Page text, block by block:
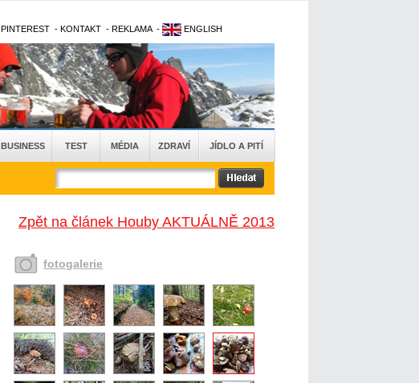
PINTEREST - KONTAKT - REKLAMA - ENGLISH
BUSINESS TEST MÉDIA ZDRAVÍ JÍDLO A PITÍ
Zpět na článek Houby AKTUÁLNĚ 2013
fotogalerie